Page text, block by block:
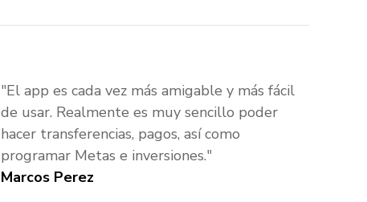
"El app es cada vez más amigable y más fácil
de usar. Realmente es muy sencillo poder
hacer transferencias, pagos, así como
programar Metas e inversiones."
Marcos Perez